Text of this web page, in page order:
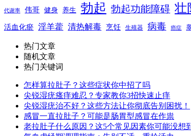
代谢率 伟哥 健身 养生 勃起 勃起功能障碍 壮
活血化瘀 淫羊藿 清热解毒 烹饪 生殖器 病毒 癌症
热门文章
随机文章
热门关键词
怎样算拉肚子？这些症状你中招了吗
尖锐湿疣瘙痒难忍？专家教你3招快速止痒
尖锐湿疣治不好？这些方法让你彻底告别困扰！
感冒一直拉肚子？可能是肠胃型感冒在作祟
老拉肚子什么原因？这5个常见因素你可能没想